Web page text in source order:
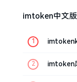
imtoken中文
imtoken